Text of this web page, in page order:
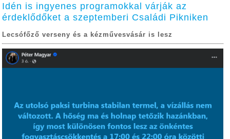
Idén is ingyenes programokkal várják az
érdeklődőket a szeptemberi Családi Pikniken
Lecsófőző verseny és a kézművesvásár is lesz